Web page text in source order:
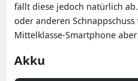
fällt diese jedoch natürlich
oder anderen
Mittelklasse-Smartphone
Akku